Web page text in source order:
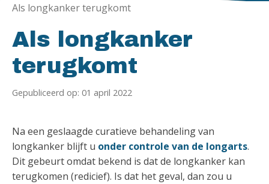
Als longkanker terugkomt
Als longkanker
terugkomt
Gepubliceerd op: 01 april 2022
Na een geslaagde curatieve behandeling van
longkanker blijft u onder controle van de longarts.
Dit gebeurt omdat bekend is dat de longkanker kan
terugkomen (redicief). Is dat het geval, dan zou u